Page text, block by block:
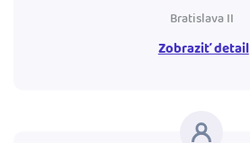
Bratislava II
Zobraziť detail